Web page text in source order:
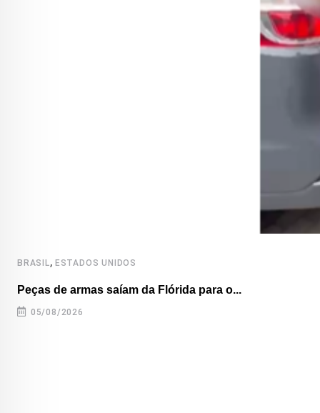
BRASIL, ESTADOS UNIDOS
Peças de armas saíam da Flórida para o...
05/08/2026